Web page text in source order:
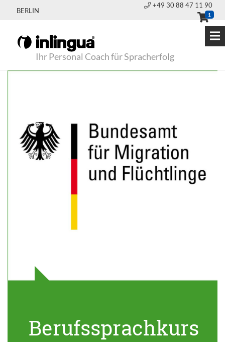
BERLIN
+49 30 88 47 11 90
1
Ihr Personal Coach für Spracherfolg
Berufssprachkurs